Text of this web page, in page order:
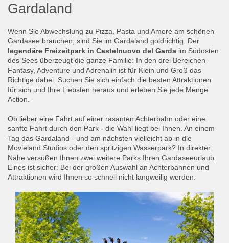
Gardaland
Wenn Sie Abwechslung zu Pizza, Pasta und Amore am schönen
Gardasee brauchen, sind Sie im Gardaland goldrichtig. Der
legendäre Freizeitpark in Castelnuovo del Garda im Südosten
des Sees überzeugt die ganze Familie: In den drei Bereichen
Fantasy, Adventure und Adrenalin ist für Klein und Groß das
Richtige dabei. Suchen Sie sich einfach die besten Attraktionen
für sich und Ihre Liebsten heraus und erleben Sie jede Menge
Action.
Ob lieber eine Fahrt auf einer rasanten Achterbahn oder eine
sanfte Fahrt durch den Park - die Wahl liegt bei Ihnen. An einem
Tag das Gardaland - und am nächsten vielleicht ab in die
Movieland Studios oder den spritzigen Wasserpark? In direkter
Nähe versüßen Ihnen zwei weitere Parks Ihren Gardaseeurlaub
Eines ist sicher: Bei der großen Auswahl an Achterbahnen und
Attraktionen wird Ihnen so schnell nicht langweilig werden.